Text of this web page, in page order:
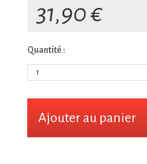
31,90 €
Quantité :
Ajouter au panier